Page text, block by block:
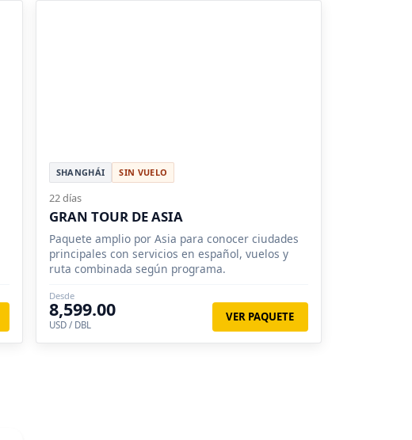
SHANGHÁI SIN VUELO
22 días
GRAN TOUR DE ASIA
Paquete amplio por Asia para conocer ciudades
principales con servicios en español, vuelos y
ruta combinada según programa.
Desde
8,599.00
USD / DBL
VER PAQUETE